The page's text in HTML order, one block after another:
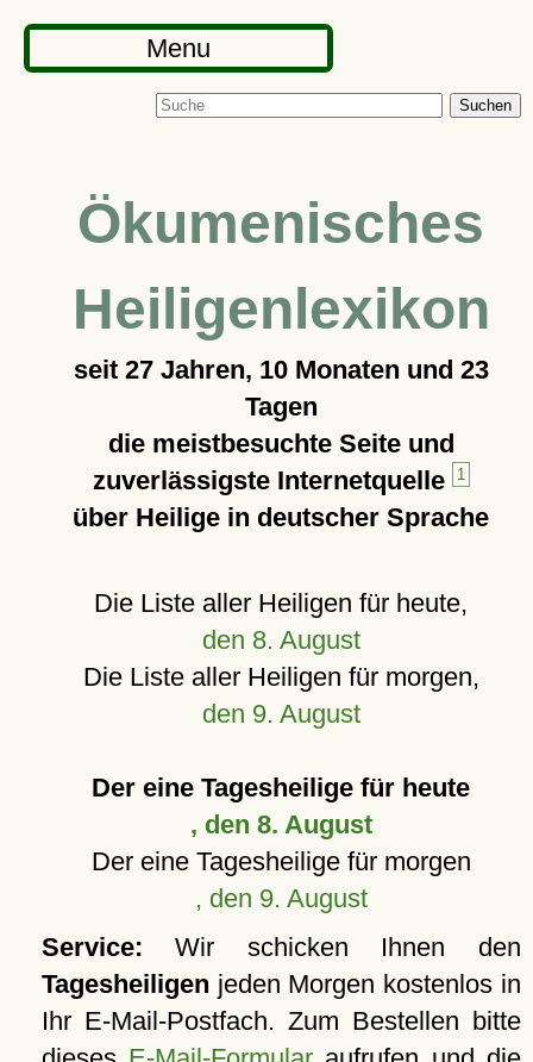
Menu
Suchen
Ökumenisches
Heiligenlexikon
seit 27 Jahren, 10 Monaten und 23
Tagen
die meistbesuchte Seite und
zuverlässigste Internetquelle
1
über Heilige in deutscher Sprache
Die Liste aller Heiligen für heute,
den 8. August
Die Liste aller Heiligen für morgen,
den 9. August
Der eine Tagesheilige für heute
, den 8. August
Der eine Tagesheilige für morgen
, den 9. August
Service: Wir schicken Ihnen den
Tagesheiligen jeden Morgen kostenlos in
Ihr E-Mail-Postfach. Zum Bestellen bitte